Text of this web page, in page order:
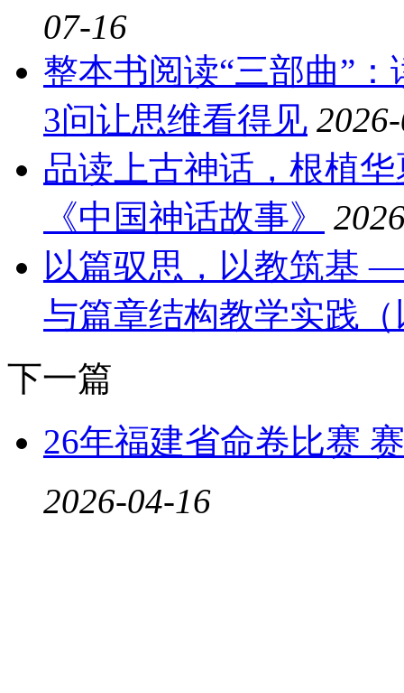
07-16
整本书阅读“三部曲”
3问让思维看得见
品读上古神话，根植
《中国神话故事》
以篇驭思，以教筑基
与篇章结构教学实践
下一篇
26年福建省命卷比赛
2026-04-16